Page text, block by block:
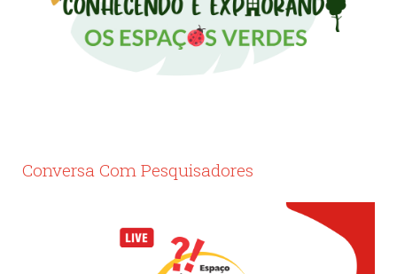
Conversa Com Pesquisadores